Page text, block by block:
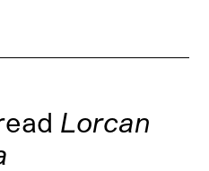
Lorcan